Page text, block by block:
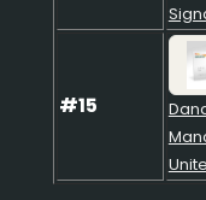
#15